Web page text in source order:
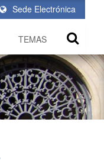
Sede Electrónica
TEMAS